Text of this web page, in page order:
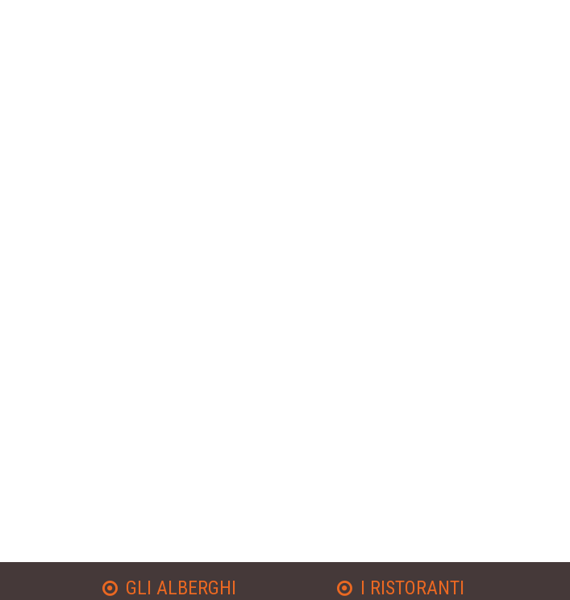
GLI ALBERGHI I RISTORANTI